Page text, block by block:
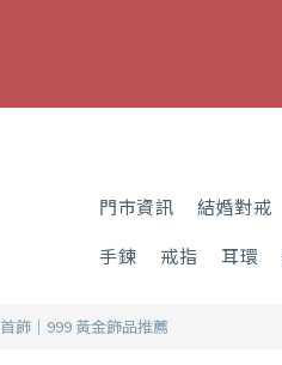
門市資訊 結婚對戒
手鍊
戒指 耳環
飾｜999 黃金飾品推薦